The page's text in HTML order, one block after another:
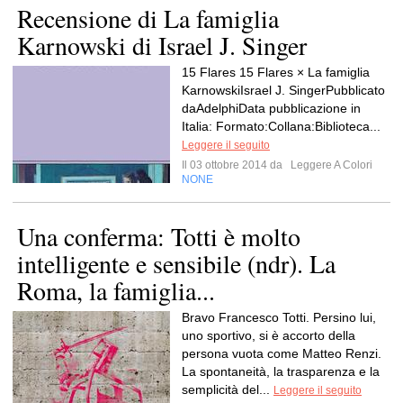
Recensione di La famiglia
Karnowski di Israel J. Singer
15 Flares 15 Flares × La famiglia
KarnowskiIsrael J. SingerPubblicato
daAdelphiData pubblicazione in
Italia: Formato:Collana:Biblioteca...
Leggere il seguito
Il 03 ottobre 2014 da
Leggere A Colori
NONE
Una conferma: Totti è molto
intelligente e sensibile (ndr). La
Roma, la famiglia...
Bravo Francesco Totti. Persino lui,
uno sportivo, si è accorto della
persona vuota come Matteo Renzi.
La spontaneità, la trasparenza e la
semplicità del...
Leggere il seguito